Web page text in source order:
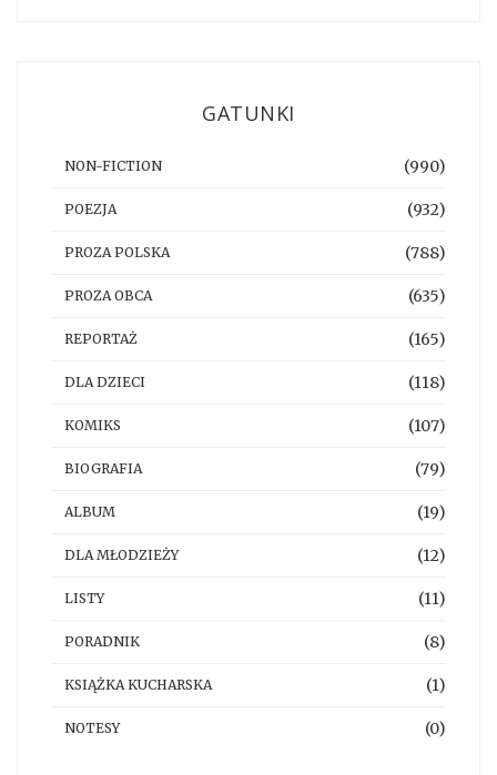
GATUNKI
NON-FICTION (990)
POEZJA (932)
PROZA POLSKA (788)
PROZA OBCA (635)
REPORTAŻ (165)
DLA DZIECI (118)
KOMIKS (107)
BIOGRAFIA (79)
ALBUM (19)
DLA MŁODZIEŻY (12)
LISTY (11)
PORADNIK (8)
KSIĄŻKA KUCHARSKA (1)
NOTESY (0)